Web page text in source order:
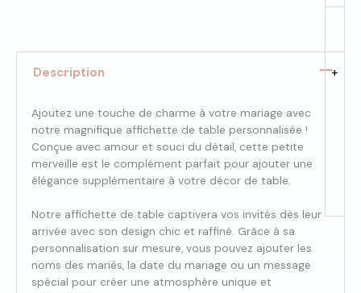
+
Description
Ajoutez une touche de charme à votre mariage avec
notre magnifique affichette de table personnalisée !
Conçue avec amour et souci du détail, cette petite
merveille est le complément parfait pour ajouter une
élégance supplémentaire à votre décor de table.
Notre affichette de table captivera vos invités dès leur
arrivée avec son design chic et raffiné. Grâce à sa
personnalisation sur mesure, vous pouvez ajouter les
noms des mariés, la date du mariage ou un message
spécial pour créer une atmosphère unique et